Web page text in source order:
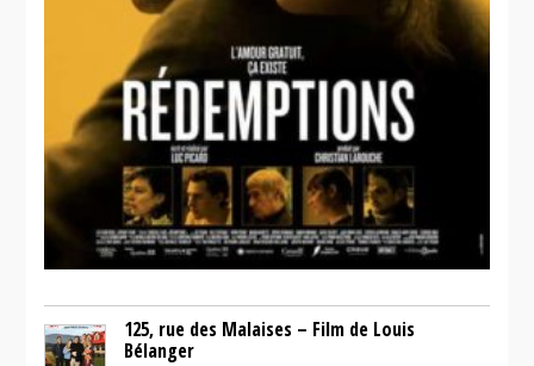
125, rue des Malaises – Film de Louis
Bélanger